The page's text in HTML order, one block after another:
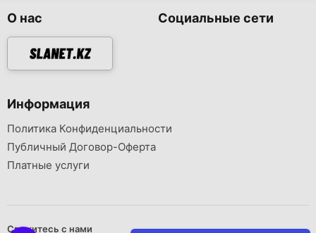
О нас Социальные сети
Информация
Политика Конфиденциальности
Публичный Договор-Оферта
Платные услуги
Свяжитесь с нами